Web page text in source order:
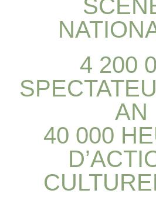
4 200
AN
40 000